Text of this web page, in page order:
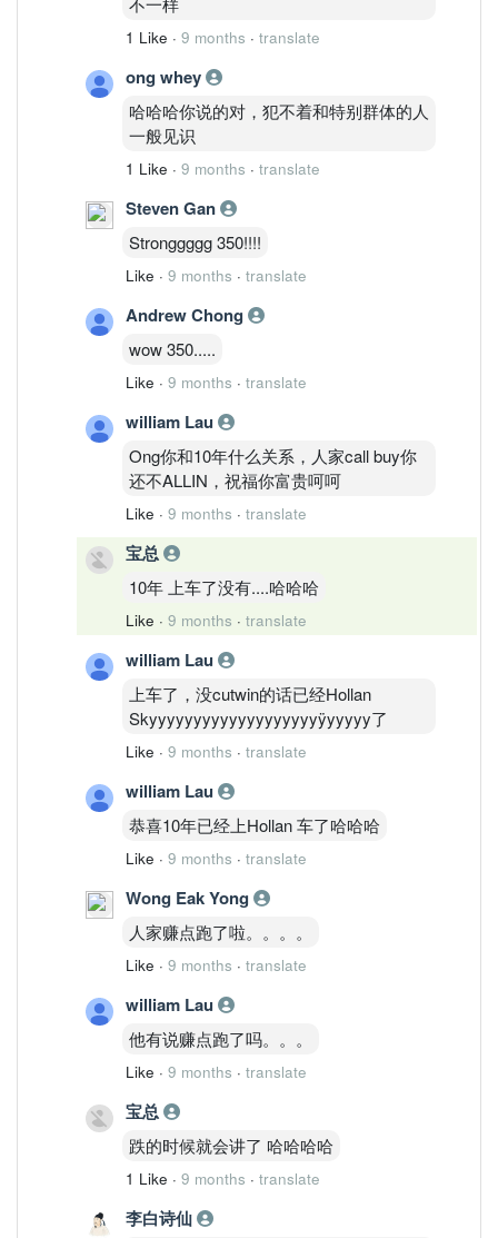
1 Like · 9 months · translate
ong whey
哈哈哈你说的对，犯不着和特别群体的人
一般见识
1 Like · 9 months · translate
Steven Gan
Stronggggg 350!!!!
Like · 9 months · translate
Andrew Chong
wow 350.....
Like · 9 months · translate
william Lau
Ong你和10年什么关系，人家call buy你
还不ALLIN，祝福你富贵呵呵
Like · 9 months · translate
宝总
10年 上车了没有....哈哈哈
Like · 9 months · translate
william Lau
上车了，没cutwin的话已经Hollan
Skyyyyyyyyyyyyyyyyyyyÿyyyyy了
Like · 9 months · translate
william Lau
恭喜10年已经上Hollan 车了哈哈哈
Like · 9 months · translate
Wong Eak Yong
人家赚点跑了啦。。。。
Like · 9 months · translate
william Lau
他有说赚点跑了吗。。。
Like · 9 months · translate
宝总
跌的时候就会讲了 哈哈哈哈
1 Like · 9 months · translate
李白诗仙